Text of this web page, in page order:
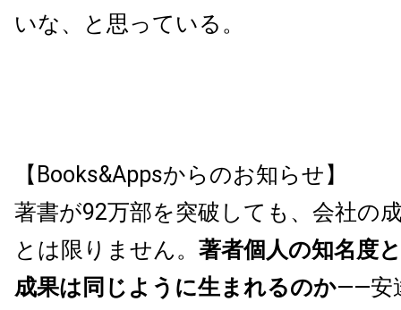
いな、と思っている。
【Books&Appsからのお知らせ】
著書が92万部を突破しても、会社の
とは限りません。 著者個人の知名度
成果は同じように生まれるのか——安